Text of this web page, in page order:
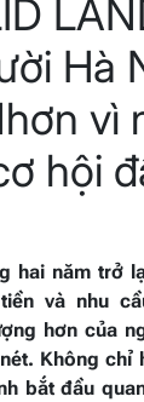
Hà
vì
hội
hai năm trở
và nhu
hơn của
Không chỉ
bắt đầu